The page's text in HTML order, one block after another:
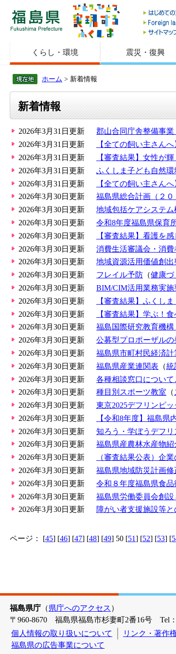
福島県
くらし・環境 震災・復興
ホーム > 新着情報
新着情報
2026年3月31日更新 郡山合同庁舎整備事業
2026年3月31日更新
【全ての飼い主さん
2026年3月31日更新
【審査結果】女性が
2026年3月31日更新
ふくしま子ども自然
2026年3月31日更新
【全ての飼い主さん
2026年3月30日更新
福島県総合計画（２
2026年3月30日更新
地域包括ケアシステ
2026年3月30日更新
令和8年度福島県保育
2026年3月30日更新
【審査結果】看護を
2026年3月30日更新
消費生活審議会・消
2026年3月30日更新
地域資源活⽤価値創
2026年3月30日更新
フレイル予防 （健康づ
2026年3月30日更新
BIM/CIM活用業務実施
2026年3月30日更新
【審査結果】ふくし
2026年3月30日更新
【審査結果】学ぶ！
2026年3月30日更新
福島国際研究教育機
2026年3月30日更新
公募型プロポーザル
2026年3月30日更新
福島県市町村民経済計
2026年3月30日更新
福島県産業連関表 （統
2026年3月30日更新
各種相談窓口につい
2026年3月30日更新
種目別スポーツ教室 （
2026年3月30日更新
東京2025デフリンピ
2026年3月30日更新
【令和8年度】福島
2026年3月30日更新
知ろう・学ぼうデフリ
2026年3月30日更新
福島県産農林水産物
2026年3月30日更新
（審査結果公表）企
2026年3月30日更新
福島県地域防災計画
2026年3月30日更新
令和８年度福島県食
2026年3月30日更新
福島県労働委員会創
2026年3月30日更新
障がい者支援施設等と
ページ： [45] [46] [47] [48] [49] 50 [51] [52] [53] [
福島県庁 （県庁へのアクセス ）
〒960-8670 福島県福島市杉妻町2番16号 Tel
個人情報の取り扱いについて
リンク・著作
福島県の広告事業について